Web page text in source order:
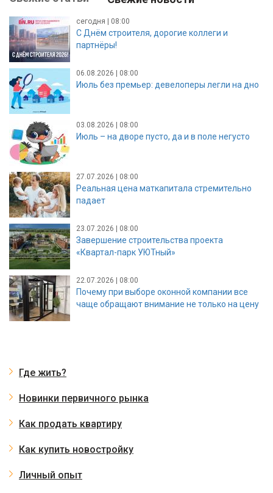
сегодня | 08:00
С Днём строителя, дорогие коллеги и
партнёры!
06.08.2026 | 08:00
Июль без премьер: девелоперы легли на дно
03.08.2026 | 08:00
Июль – на дворе пусто, да и в поле негусто
27.07.2026 | 08:00
Реальная цена маткапитала стремительно
падает
23.07.2026 | 08:00
Завершение строительства проекта
«Квартал-парк УЮТный»
22.07.2026 | 08:00
Почему при выборе оконной компании все
чаще обращают внимание не только на цену
Где жить?
Новинки первичного рынка
Как продать квартиру
Как купить новостройку
Личный опыт